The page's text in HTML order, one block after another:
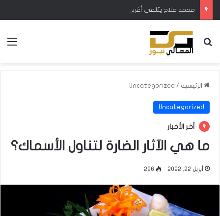
محمد صلاح يتلقى أغرب هدية في مسيرته
بحث عن
الرئيسية /
Uncategorized
Uncategorized
أخر الأخبار
ما هي الآثار الضارة لتناول الأسماك؟
أبريل 22, 2022 296